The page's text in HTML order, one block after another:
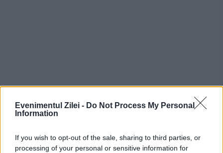
Evenimentul Zilei - Do Not Process My Personal
Information
If you wish to opt-out of the sale, sharing to third parties, or
processing of your personal or sensitive information for